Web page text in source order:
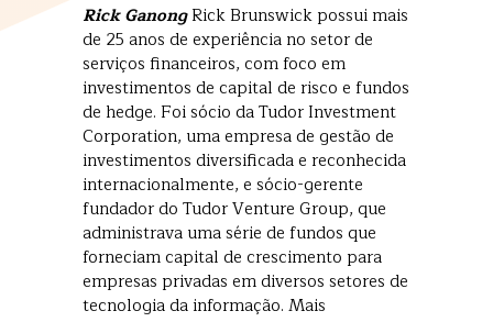
Rick GanongRick Brunswick possui mais
de 25 anos de experiência no setor de
serviços financeiros, com foco em
investimentos de capital de risco e fundos
de hedge. Foi sócio da Tudor Investment
Corporation, uma empresa de gestão de
investimentos diversificada e reconhecida
internacionalmente, e sócio-gerente
fundador do Tudor Venture Group, que
administrava uma série de fundos que
forneciam capital de crescimento para
empresas privadas em diversos setores de
tecnologia da informação. Mais